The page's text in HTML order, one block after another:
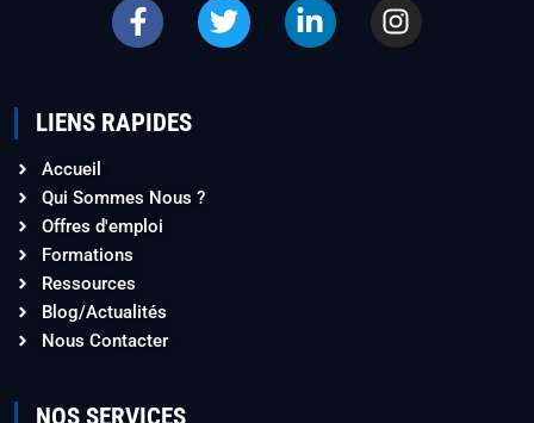
LIENS RAPIDES
Accueil
Qui Sommes Nous ?
Offres d'emploi
Formations
Ressources
Blog/Actualités
Nous Contacter
NOS SERVICES